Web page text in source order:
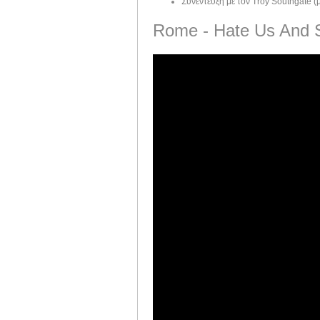
Rome - Hate Us And